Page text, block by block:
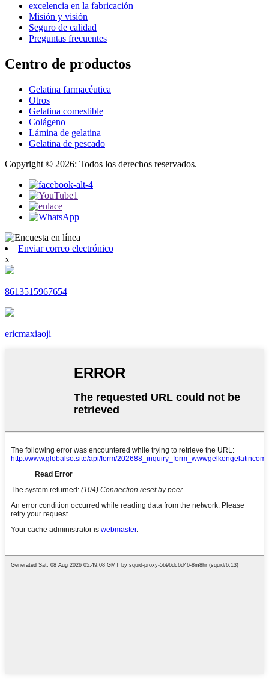
excelencia en la fabricación
Misión y visión
Seguro de calidad
Preguntas frecuentes
Centro de productos
Gelatina farmacéutica
Otros
Gelatina comestible
Colágeno
Lámina de gelatina
Gelatina de pescado
Copyright © 2026: Todos los derechos reservados.
Enviar correo electrónico
x
8613515967654
ericmaxiaoji